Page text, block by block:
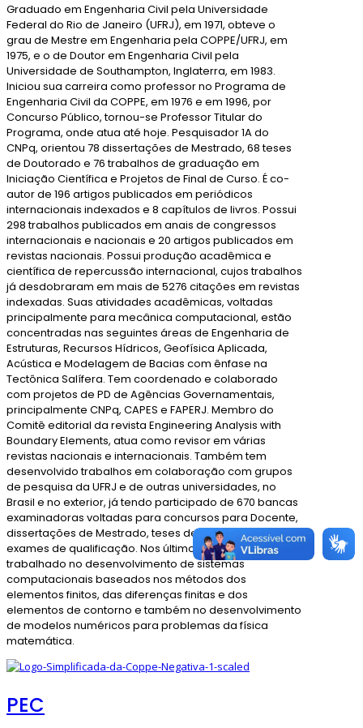
Graduado em Engenharia Civil pela Universidade
Federal do Rio de Janeiro (UFRJ), em 1971, obteve o
grau de Mestre em Engenharia pela COPPE/UFRJ, em
1975, e o de Doutor em Engenharia Civil pela
Universidade de Southampton, Inglaterra, em 1983.
Iniciou sua carreira como professor no Programa de
Engenharia Civil da COPPE, em 1976 e em 1996, por
Concurso Público, tornou-se Professor Titular do
Programa, onde atua até hoje. Pesquisador 1A do
CNPq, orientou 78 dissertações de Mestrado, 68 teses
de Doutorado e 76 trabalhos de graduação em
Iniciação Científica e Projetos de Final de Curso. É co-
autor de 196 artigos publicados em periódicos
internacionais indexados e 8 capítulos de livros. Possui
298 trabalhos publicados em anais de congressos
internacionais e nacionais e 20 artigos publicados em
revistas nacionais. Possui produção acadêmica e
científica de repercussão internacional, cujos trabalhos
já desdobraram em mais de 5276 citações em revistas
indexadas. Suas atividades acadêmicas, voltadas
principalmente para mecânica computacional, estão
concentradas nas seguintes áreas de Engenharia de
Estruturas, Recursos Hídricos, Geofísica Aplicada,
Acústica e Modelagem de Bacias com ênfase na
Tectônica Salífera. Tem coordenado e colaborado
com projetos de PD de Agências Governamentais,
principalmente CNPq, CAPES e FAPERJ. Membro do
Comitê editorial da revista Engineering Analysis with
Boundary Elements, atua como revisor em várias
revistas nacionais e internacionais. Também tem
desenvolvido trabalhos em colaboração com grupos
de pesquisa da UFRJ e de outras universidades, no
Brasil e no exterior, já tendo participado de 670 bancas
examinadoras voltadas para concursos para Docente,
dissertações de Mestrado, teses de Doutorado e
exames de qualificação. Nos últimos anos, tem
trabalhado no desenvolvimento de sistemas
computacionais baseados nos métodos dos
elementos finitos, das diferenças finitas e dos
elementos de contorno e também no desenvolvimento
de modelos numéricos para problemas da física
matemática.
PEC